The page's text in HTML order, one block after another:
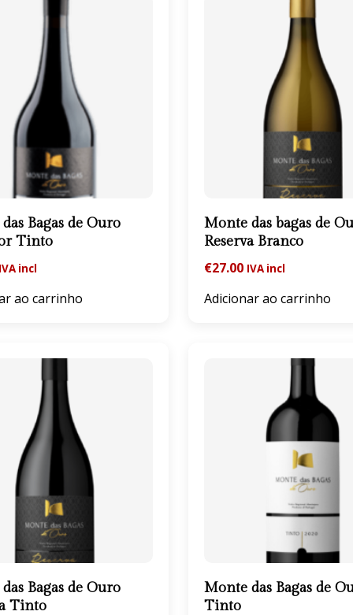
Bagas de Ouro
Tinto
incl
ao carrinho
Monte das bagas de
Reserva Branco
€27.00 IVA incl
Adicionar ao carrinho
Bagas de Ouro
Tinto
Monte das Bagas de
Tinto